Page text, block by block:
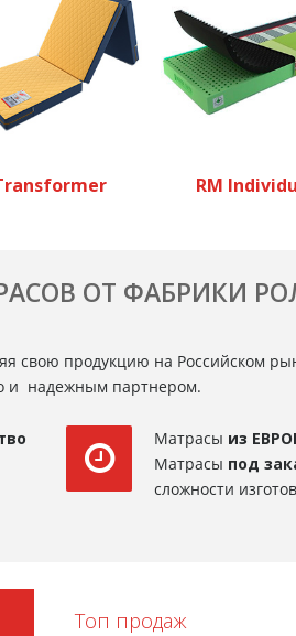
RM
ОТ ФАБРИКИ
свою продукцию на Российском
и надежным партнером.
Матрасы из
Матрасы под
сложности
Топ продаж